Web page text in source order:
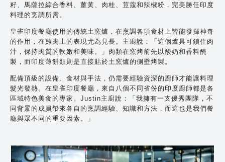
籽、馬薩拉綜合香料、薑黃、肉桂、荳蔻和辣椒粉，完美勝任印度
料理的烹調所需。
皇雀印度餐廳使用的傳統土窯爐，在烹調各項食材上皆能發揮神奇
的作用，在雞肉上的表現尤為見長。主廚說：「這個爐具可鎖住肉
汁，保持肉質的軟嫩和美味。」肉類在窯烤前先以酸奶和香料醃
製，而印度薄餅類則是直接貼於土窯爐的側壁烤製。
配備頂級的設備、食材與手法，仍需要經驗資深的廚師才能讓料理
髮光發熱。在皇雀印度餐廳，來自八個不同省份的印度廚師都是各
區域特色美食的專家。Justin主廚說：「我擁有一支優秀團隊，不
同背景的成員帶來各自的烹調經驗、知識和方法，而這也是我們餐
廳與眾不同的重要因素。」